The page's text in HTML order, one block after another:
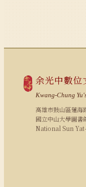
余光中數位
Kwang-Chung
高雄市鼓山區蓮海
國立中山大學圖書
National Sun